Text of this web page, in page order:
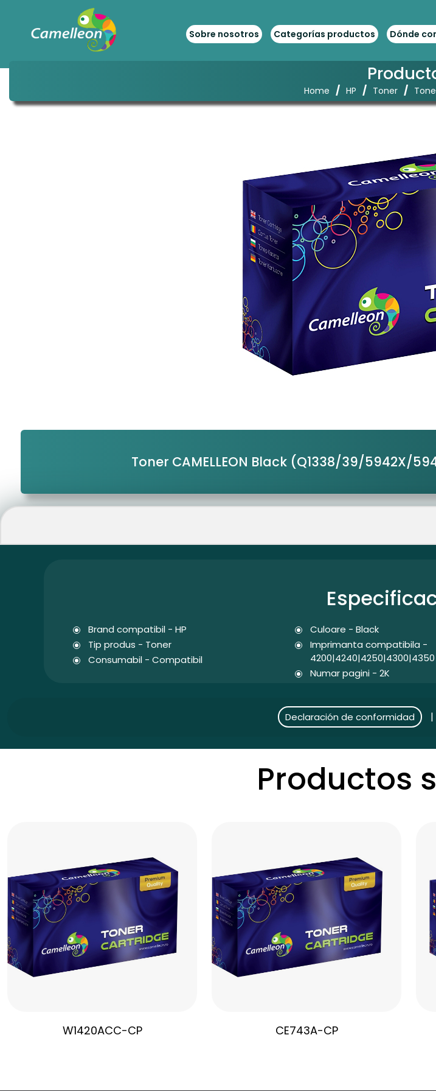
Sobre nosotros Categorías productos Dónde
Home / HP / Toner /
Toner CAMELLEON Black (Q1338/39/5942X/
Brand compatibil - HP
Tip produs - Toner
Consumabil - Compatibil
Culoare - Black
Imprimanta compatibila -
4200|4240|4250|4300|4350
Numar pagini - 2K
Declaración de conformidad |
Productos
W1420ACC-CP CE743A-CP